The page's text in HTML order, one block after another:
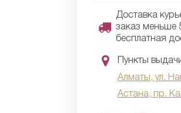
Доставка
заказ меньше
бесплатная
Пункты
Алматы, ул.
Астана, пр.